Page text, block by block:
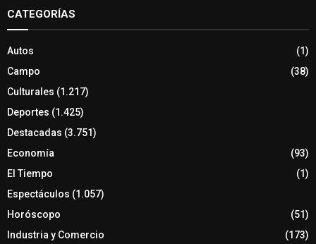
CATEGORÍAS
Autos
(1)
Campo
(38)
Culturales (1.217)
Deportes (1.425)
Destacadas (3.751)
Economía
(93)
El Tiempo
(1)
Espectáculos (1.057)
Horóscopo
(51)
Industria y Comercio
(173)